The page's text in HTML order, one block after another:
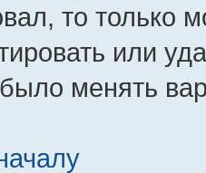
то только
или
менять